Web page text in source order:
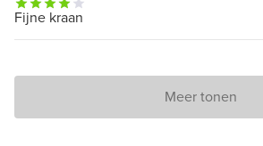
Fijne kraan
Meer tonen